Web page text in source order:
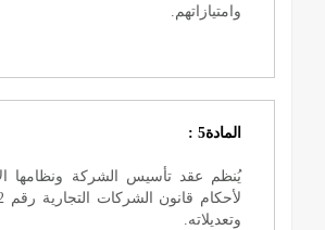
وامتيازاتهم.
المادة5 :
يُنظم عقد تأسيس الشركة ونظامها
وتعديلاته.